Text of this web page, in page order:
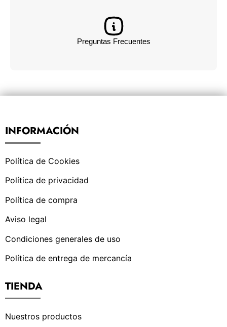
Preguntas Frecuentes
INFORMACIÓN
Política de Cookies
Política de privacidad
Política de compra
Aviso legal
Condiciones generales de uso
Política de entrega de mercancía
TIENDA
Nuestros productos